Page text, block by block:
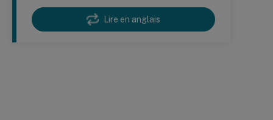
Lire en anglais